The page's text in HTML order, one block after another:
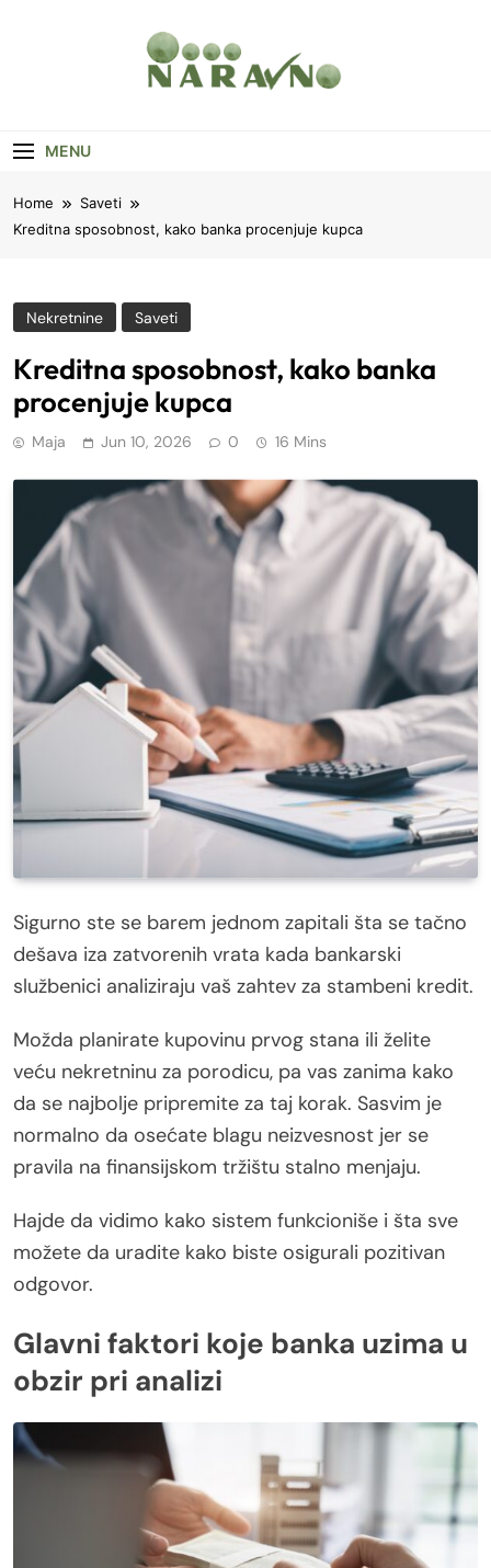
MENU
Home
Saveti
Kreditna sposobnost, kako banka procenjuje kupca
Nekretnine Saveti
Kreditna sposobnost, kako banka
procenjuje kupca
Maja Jun 10, 2026 0 16 Mins
Sigurno ste se barem jednom zapitali šta se tačno
dešava iza zatvorenih vrata kada bankarski
službenici analiziraju vaš zahtev za stambeni kredit.
Možda planirate kupovinu prvog stana ili želite
veću nekretninu za porodicu, pa vas zanima kako
da se najbolje pripremite za taj korak. Sasvim je
normalno da osećate blagu neizvesnost jer se
pravila na finansijskom tržištu stalno menjaju.
Hajde da vidimo kako sistem funkcioniše i šta sve
možete da uradite kako biste osigurali pozitivan
odgovor.
Glavni faktori koje banka uzima u
obzir pri analizi